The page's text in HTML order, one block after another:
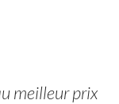
meilleur prix